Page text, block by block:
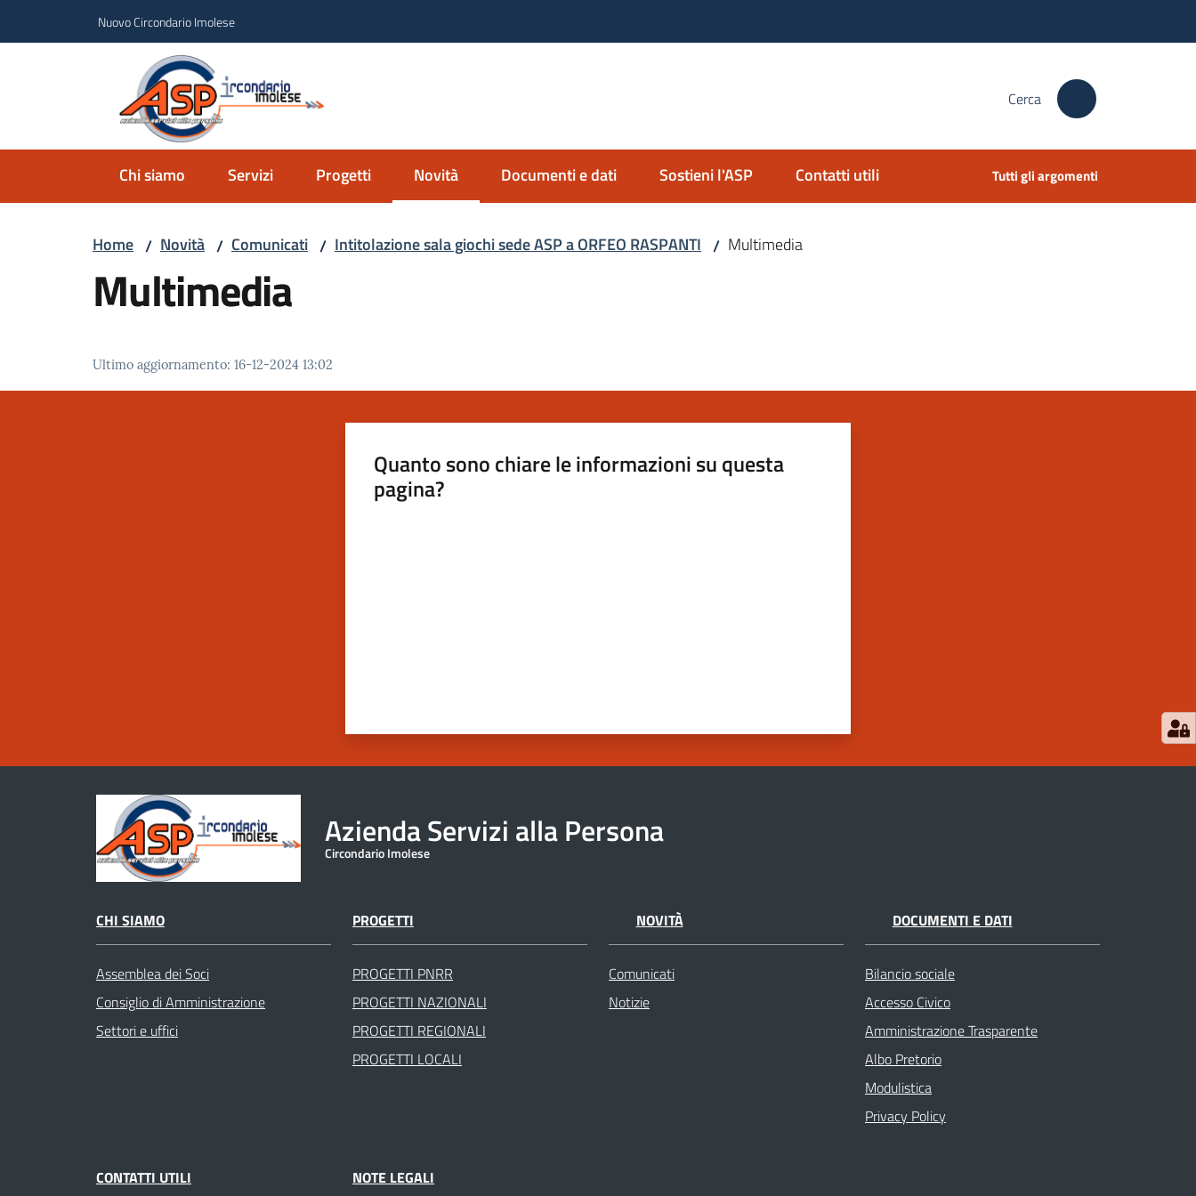
Nuovo Circondario Imolese
Cerca
Chi siamo Servizi Progetti Novità
Menu selezionatoDocumenti e dati Sostieni l'ASP Contatti utili Tutti gli argomenti
Home / Novità / Comunicati / Intitolazione sala giochi sede ASP a ORFEO RASPANTI / Multimedia
Multimedia
Ultimo aggiornamento: 16-12-2024 13:02
Quanto sono chiare le informazioni su questa
pagina?
Azienda Servizi alla Persona
Circondario Imolese
CHI SIAMO
Assemblea dei Soci
Consiglio di Amministrazione
Settori e uffici
PROGETTI
PROGETTI PNRR
PROGETTI NAZIONALI
PROGETTI REGIONALI
PROGETTI LOCALI
NOVITÀ
Comunicati
Notizie
DOCUMENTI E DATI
Bilancio sociale
Accesso Civico
Amministrazione Trasparente
Albo Pretorio
Modulistica
Privacy Policy
CONTATTI UTILI NOTE LEGALI